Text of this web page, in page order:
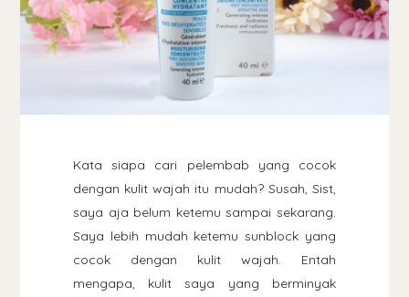
Kata siapa cari pelembab yang cocok
dengan kulit wajah itu mudah? Susah, Sist,
saya aja belum ketemu sampai sekarang.
Saya lebih mudah ketemu sunblock yang
cocok dengan kulit wajah. Entah
mengapa, kulit saya yang berminyak